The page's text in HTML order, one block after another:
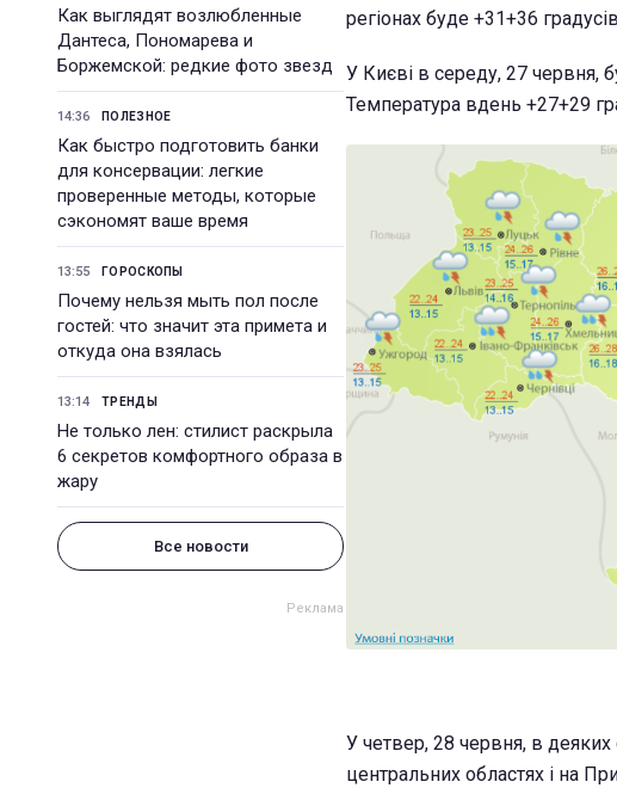
Как выглядят возлюбленные
Дантеса, Пономарева и
Боржемской: редкие фото звезд
14:36 ПОЛЕЗНОЕ
Как быстро подготовить банки
для консервации: легкие
проверенные методы, которые
сэкономят ваше время
13:55 ГОРОСКОПЫ
Почему нельзя мыть пол после
гостей: что значит эта примета и
откуда она взялась
13:14 ТРЕНДЫ
Не только лен: стилист раскрыла
6 секретов комфортного образа в
жару
Все новости
регіонах буде +31+36
У Києві в середу, 27 червня,
Температура вдень +27+29
У четвер, 28 червня, в деяких
центральних областях і на